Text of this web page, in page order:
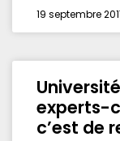
19 septembre
experts-
c’est de